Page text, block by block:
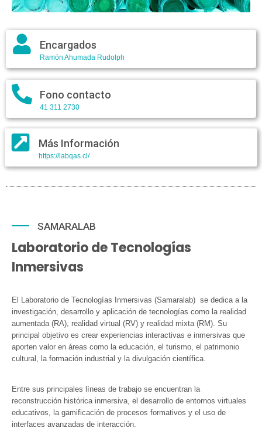
Encargados
Ramón Ahumada Rudolph
Fono contacto
41 311 2730
Más Información
https://labqas.cl/
SAMARALAB
Laboratorio de Tecnologías
Inmersivas
El Laboratorio de Tecnologías Inmersivas (Samaralab) se dedica a la
investigación, desarrollo y aplicación de tecnologías como la realidad
aumentada (RA), realidad virtual (RV) y realidad mixta (RM). Su
principal objetivo es crear experiencias interactivas e inmersivas que
aporten valor en áreas como la educación, el turismo, el patrimonio
cultural, la formación industrial y la divulgación científica.
Entre sus principales líneas de trabajo se encuentran la
reconstrucción histórica inmersiva, el desarrollo de entornos virtuales
educativos, la gamificación de procesos formativos y el uso de
interfaces avanzadas de interacción.